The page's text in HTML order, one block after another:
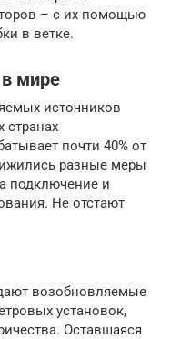
– с их помощью
в ветке.
мире
источников
странах
почти 40% от
разные меры
подключение и
Не отстают
возобновляемые
установок,
Оставшаяся